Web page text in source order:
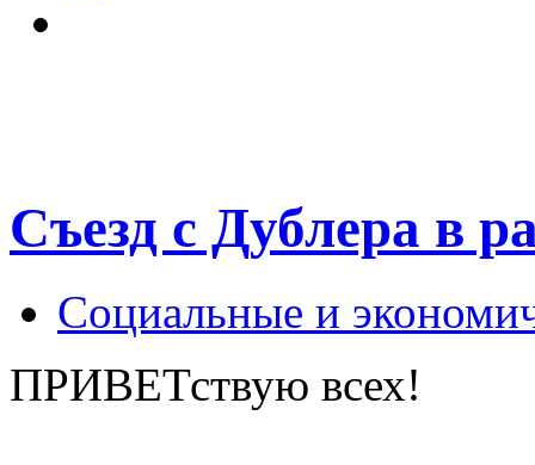
Съезд с Дублера в
Социальные и
ПРИВЕТствую всех!